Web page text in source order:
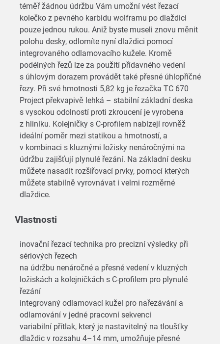
téměř žádnou údržbu Vám umožní vést řezací
kolečko z pevného karbidu wolframu po dlaždici
pouze jednou rukou. Aniž byste museli znovu měnit
polohu desky, odlomíte nyní dlaždici pomocí
integrovaného odlamovacího kužele. Kromě
podélných řezů lze za použití přídavného vedení
s úhlovým dorazem provádět také přesné úhlopříčné
řezy. Při své hmotnosti 5,82 kg je řezačka TC 670
Project překvapivě lehká – stabilní základní deska
s vysokou odolností proti zkroucení je vyrobena
z hliníku. Kolejničky s C-profilem nabízejí rovněž
ideální poměr mezi statikou a hmotností, a
v kombinaci s kluznými ložisky nenáročnými na
údržbu zajišťují plynulé řezání. Na základní desku
můžete nasadit rozšiřovací prvky, pomocí kterých
můžete stabilně vyrovnávat i velmi rozměrné
dlaždice.
Vlastnosti
inovační řezací technika pro precizní výsledky při
sériových řezech
na údržbu nenáročné a přesné vedení v kluzných
ložiskách a kolejničkách s C-profilem pro plynulé
řezání
integrovaný odlamovací kužel pro nařezávání a
odlamování v jedné pracovní sekvenci
variabilní přítlak, který je nastavitelný na tloušťky
dlaždic v rozsahu 4–14 mm, umožňuje přesné